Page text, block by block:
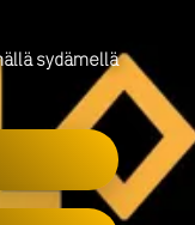
sydämellä